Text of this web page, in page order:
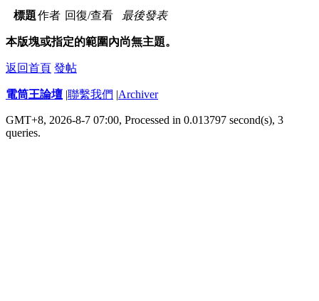
標題作者 回復/查看 最後發表
本版塊或指定的範圍內尚無主題。
返回首頁 發帖
電筒王論壇 |聯繫我們 |Archiver
GMT+8, 2026-8-7 07:00, Processed in 0.013797 second(s), 3
queries.